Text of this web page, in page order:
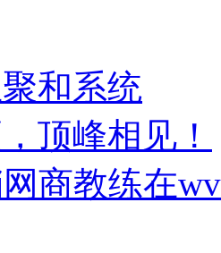
和系统
顶峰相见！
商教练在